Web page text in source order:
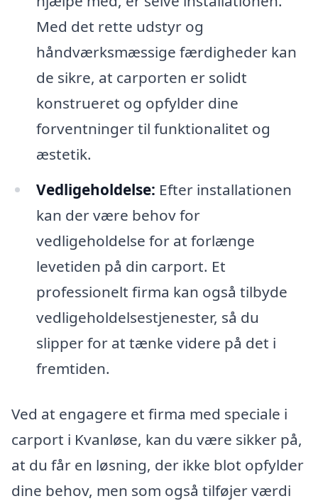
Med det rette udstyr og
håndværksmæssige færdigheder kan
de sikre, at carporten er solidt
konstrueret og opfylder dine
forventninger til funktionalitet og
æstetik.
Vedligeholdelse: Efter installationen
kan der være behov for
vedligeholdelse for at forlænge
levetiden på din carport. Et
professionelt firma kan også tilbyde
vedligeholdelsestjenester, så du
slipper for at tænke videre på det i
fremtiden.
Ved at engagere et firma med speciale i
carport i Kvanløse, kan du være sikker på,
at du får en løsning, der ikke blot opfylder
dine behov, men som også tilføjer værdi